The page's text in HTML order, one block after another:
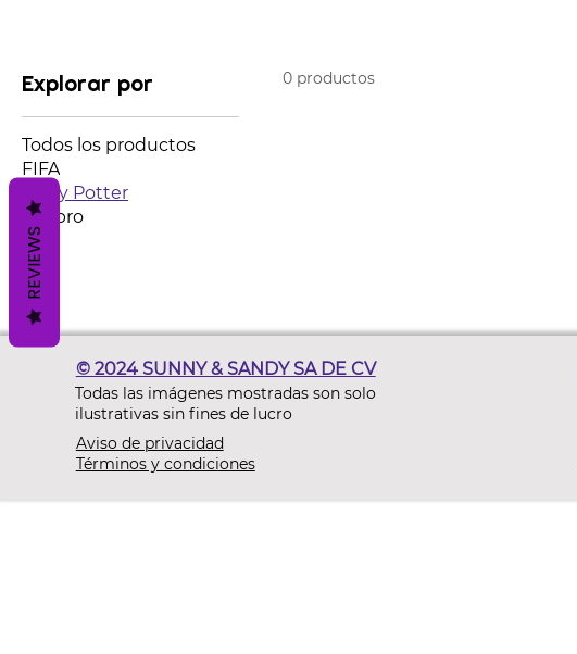
Explorar por
Todos los productos
FIFA
Harry Potter
Hasbro
0 productos
© 2024 SUNNY & SANDY SA DE CV
Todas las imágenes mostradas son solo
ilustrativas sin fines de lucro
Aviso de privacidad
Términos y condiciones
REVIEWS